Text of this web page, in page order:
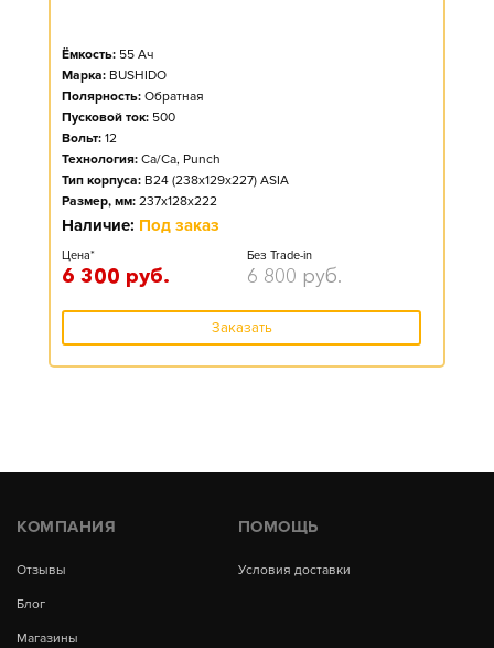
Ёмкость: 55 Ач
Марка: BUSHIDO
Полярность: Обратная
Пусковой ток: 500
Вольт: 12
Технология: Ca/Ca, Punch
Тип корпуса: B24 (238x129x227) ASIA
Размер, мм: 237x128x222
Наличие: Под заказ
Цена*
6 300 руб.
Без Trade-in
6 800 руб.
Заказать
КОМПАНИЯ
Отзывы
Блог
Магазины
ПОМОЩЬ
Условия доставки